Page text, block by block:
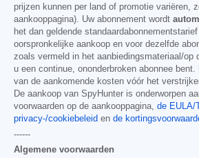
prijzen kunnen per land of promotie variëren,
aankooppagina). Uw abonnement wordt
het dan geldende
oorspronkelijke aankoop en voor dezelfde
zoals vermeld in het aanbiedingsmateriaal/op
u een continue, ononderbroken abonnee
van de aankomende kosten vóór het
De aankoop van SpyHunter is onderworpen
voorwaarden op de aankooppagina, de EULA/
privacy-/cookiebeleid en de
------
Algemene voorwaarden